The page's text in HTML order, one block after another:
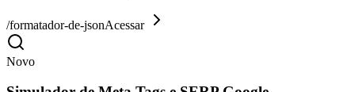
/formatador-de-jsonAcessar
Novo